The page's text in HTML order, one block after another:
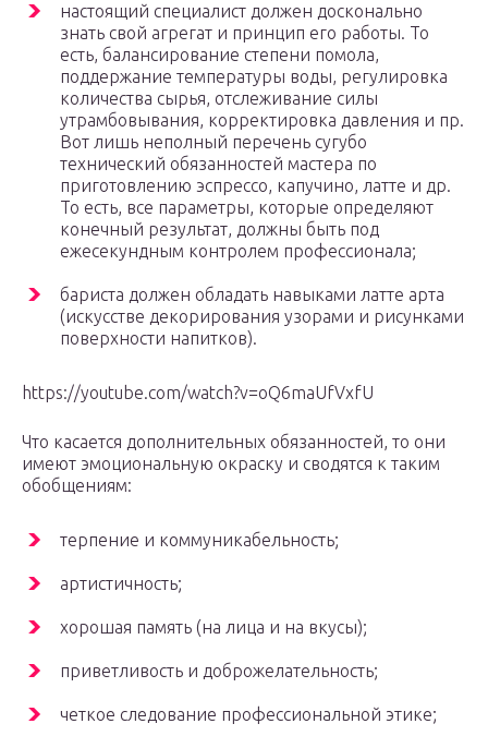
настоящий специалист должен досконально
знать свой агрегат и принцип его работы. То
есть, балансирование степени помола,
поддержание температуры воды, регулировка
количества сырья, отслеживание силы
утрамбовывания, корректировка давления и пр.
Вот лишь неполный перечень сугубо
технический обязанностей мастера по
приготовлению эспрессо, капучино, латте и др.
То есть, все параметры, которые определяют
конечный результат, должны быть под
ежесекундным контролем профессионала;
бариста должен обладать навыками латте арта
(искусстве декорирования узорами и рисунками
поверхности напитков).
https://youtube.com/watch?v=oQ6maUfVxfU
Что касается дополнительных обязанностей, то они
имеют эмоциональную окраску и сводятся к таким
обобщениям:
терпение и коммуникабельность;
артистичность;
хорошая память (на лица и на вкусы);
приветливость и доброжелательность;
четкое следование профессиональной этике;